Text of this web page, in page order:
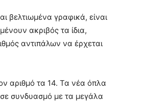
βελτιωμένα γραφικά, είναι
ακριβός τα ίδια,
αντιπάλων να έρχεται
αριθμό τα 14. Τα νέα όπλα
συνδυασμό με τα μεγάλα